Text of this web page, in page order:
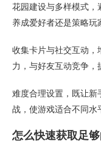
花园建设与多样模式，
养成爱好者还是策略玩
收集卡片与社交互动，
力，与好友互动竞争，
难度合理设置，既让新
战，使游戏适合不同水
怎么快速获取足